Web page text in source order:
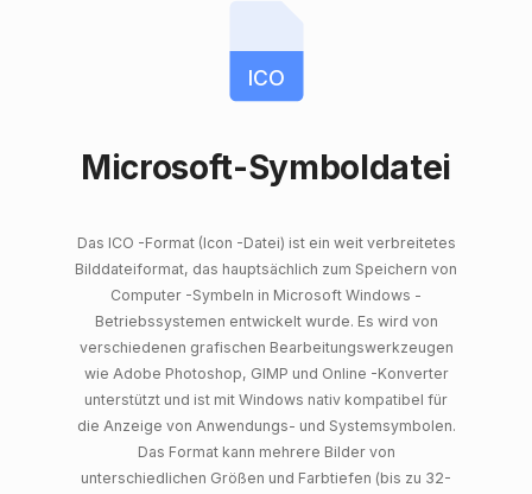
ICO
Microsoft-Symboldatei
Das ICO -Format (Icon -Datei) ist ein weit verbreitetes
Bilddateiformat, das hauptsächlich zum Speichern von
Computer -Symbeln in Microsoft Windows -
Betriebssystemen entwickelt wurde. Es wird von
verschiedenen grafischen Bearbeitungswerkzeugen
wie Adobe Photoshop, GIMP und Online -Konverter
unterstützt und ist mit Windows nativ kompatibel für
die Anzeige von Anwendungs- und Systemsymbolen.
Das Format kann mehrere Bilder von
unterschiedlichen Größen und Farbtiefen (bis zu 32-